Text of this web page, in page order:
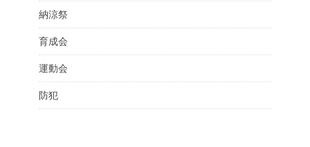
納涼祭
育成会
運動会
防犯